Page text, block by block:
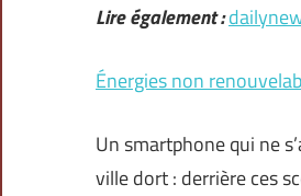
Lire également :
Énergies non
Un smartphone qui ne
ville dort : derrière ces